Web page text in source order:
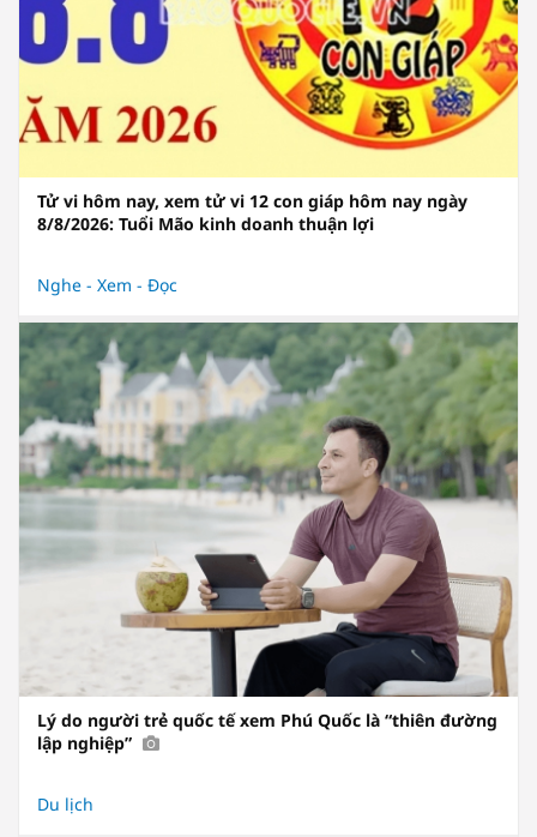
Tử vi hôm nay, xem tử vi 12 con giáp hôm nay ngày
8/8/2026: Tuổi Mão kinh doanh thuận lợi
Nghe - Xem - Đọc
Lý do người trẻ quốc tế xem Phú Quốc là “thiên đường
lập nghiệp”
Du lịch